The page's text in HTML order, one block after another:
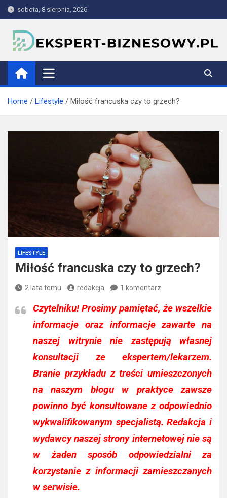
Skip
to
content
sobota, 8 sierpnia, 2026
ekspert-biznesowy.pl
Home Lifestyle Miłość francuska czy to grzech?
LIFESTYLE
Miłość francuska czy to grzech?
2 lata temu redakcja 1 komentarz
Czytelniku!Prosimy pamiętać, że wszelkie
informacje oraz informacje zawarte na
naszej witrynie nie zastępują własnej
konsultacji ze ekspertem/lekarzem.
Branie przykładu z treści umieszczonych
na naszym blogu w praktyce zawsze
powinno być konsultowane z odpowiednio
wykwalifikowanym specjalistą. Redakcja i
wydawcy naszej strony internetowej nie są
w żaden sposób odpowiedzialni za
korzystanie z informacji zamieszczanych
w serwisie.